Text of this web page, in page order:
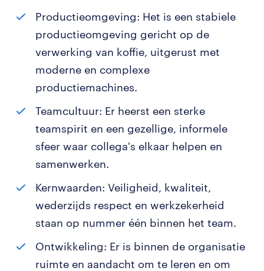
Productieomgeving: Het is een stabiele
productieomgeving gericht op de
verwerking van koffie, uitgerust met
moderne en complexe
productiemachines.
Teamcultuur: Er heerst een sterke
teamspirit en een gezellige, informele
sfeer waar collega's elkaar helpen en
samenwerken.
Kernwaarden: Veiligheid, kwaliteit,
wederzijds respect en werkzekerheid
staan op nummer één binnen het team.
Ontwikkeling: Er is binnen de organisatie
ruimte en aandacht om te leren en om